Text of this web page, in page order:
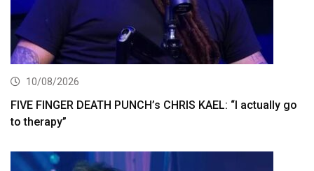
10/08/2026
FIVE FINGER DEATH PUNCH’s CHRIS KAEL: “I actually go
to therapy”